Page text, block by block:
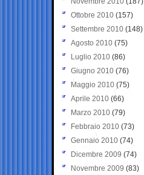
Ottobre 2010 (157)
Settembre 2010 (148)
Agosto 2010 (75)
Luglio 2010 (86)
Giugno 2010 (76)
Maggio 2010 (75)
Aprile 2010 (66)
Marzo 2010 (79)
Febbraio 2010 (73)
Gennaio 2010 (74)
Dicembre 2009 (74)
Novembre 2009 (83)